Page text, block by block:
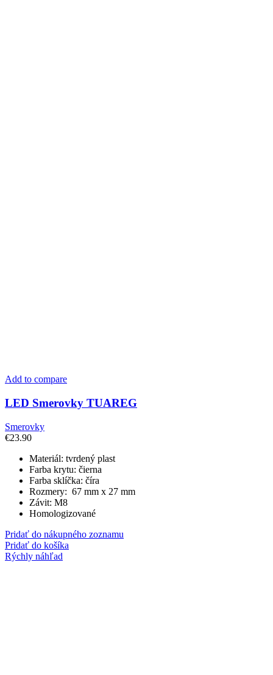
Add to compare
LED Smerovky TUAREG
Smerovky
€23.90
Materiál: tvrdený plast
Farba krytu: čierna
Farba sklíčka: číra
Rozmery: 67 mm x 27 mm
Závit: M8
Homologizované
Pridať do nákupného zoznamu
Pridať do košíka
Rýchly náhľad